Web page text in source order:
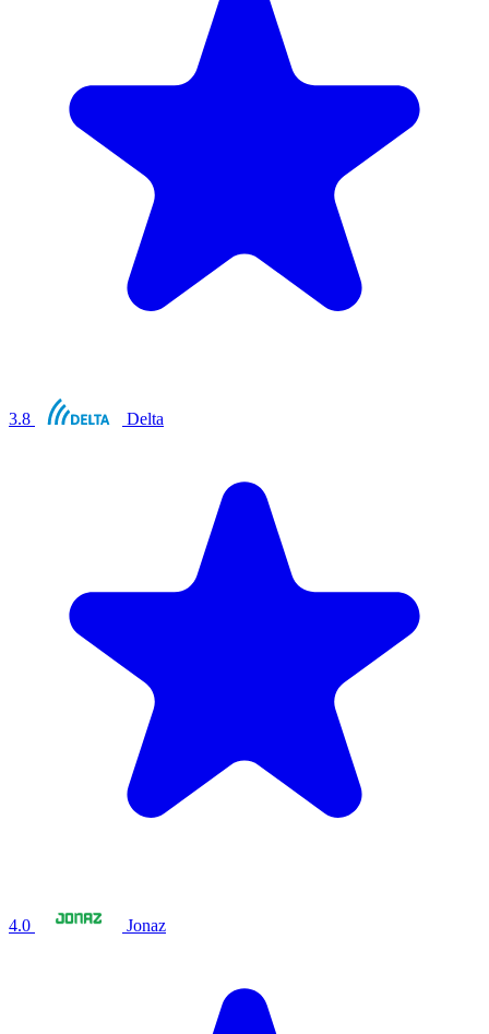
3.8 Delta
4.0 Jonaz